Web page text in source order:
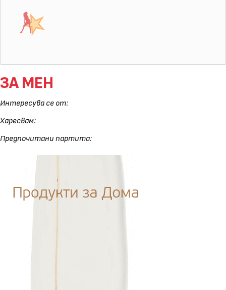
ЗА МЕН
Интересува се от:
Харесвам:
Предпочитани партита: